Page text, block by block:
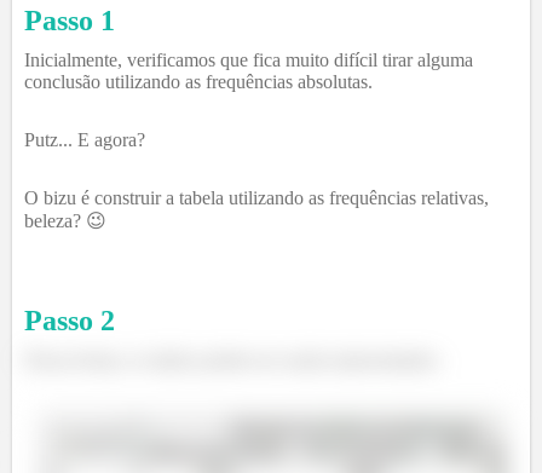
Passo 1
Inicialmente, verificamos que fica muito difícil tirar alguma
conclusão utilizando as frequências absolutas.
Putz... E agora?
O bizu é construir a tabela utilizando as frequências relativas,
beleza? 😉
Passo 2